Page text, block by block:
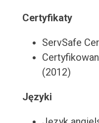
Certyfikaty
ServSafe
(2012)
Języki